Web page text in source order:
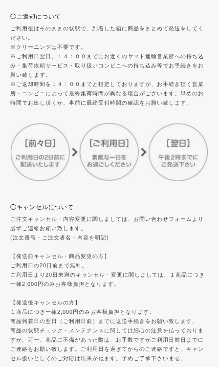
◯ご返却について
ご利用後はそのままの状態で、到着した箱に商品をまとめて発送をしてく
ださい。
※クリーニングは不要です。
※ご利用日翌日、１４：００までにお近くのヤマト運輸営業所への持ち込
み・集荷依頼サービス・取り扱いコンビニへの持ち込み等でお手続きをお
願い致します。
※ご返却時間を１４：００までと指定しておりますが、お手続き頂く営業
所・コンビニによって最終集荷時間が異なる場合がございます。早めのお
時間でお出し頂くか、事前に最終受付時間の確認をお願い致します。
◯キャンセルについて
ご注文キャンセル・内容変更に関しましては、お問い合わせフォームより
必ずご連絡お願い致します。
(注文番号・ご注文者名・内容を明記)
【発送前キャンセル・商品変更の方】
ご利用日の20日前まで無料。
ご利用日より20日未満のキャンセル・変更に関しましては、１商品につき
一律2,000円のみお客様負担となります。
【発送後キャンセルの方】
１商品につき一律2,000円のみお客様負担となります。
商品到着日の翌日（ご利用日前）までに返送手続きをお願い致します。
商品の状態チェック・メンテナンスに関しては細心の注意を払っておりま
すが、万一、商品に不備があった際は、お手数ですがご利用日前日までに
ご連絡をお願い致します。ご利用日を過ぎてからのご連絡ですと、キャン
セル扱いとしてのご対応は出来かねます。予めご了承下さいませ。